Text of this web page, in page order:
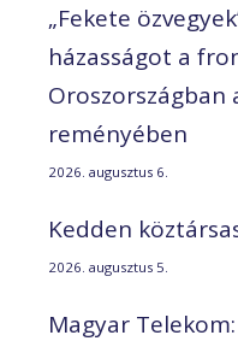
„Fekete
házasságot a
Oroszországban
reményében
2026. augusztus 6.
Kedden
2026. augusztus 5.
Magyar